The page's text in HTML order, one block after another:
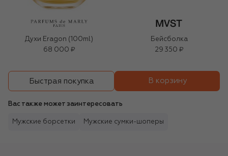
Духи Eragon (100ml)
68 000 ₽
Бейсболка
29 350 ₽
Быстрая покупка В корзину
Вас также может заинтересовать
Мужские борсетки Мужские сумки-шоперы